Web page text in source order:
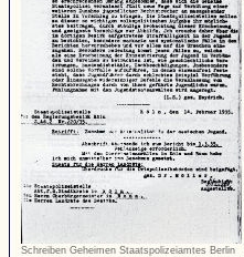
Schreiben Geheimen Staatspolizeiamtes Berlin